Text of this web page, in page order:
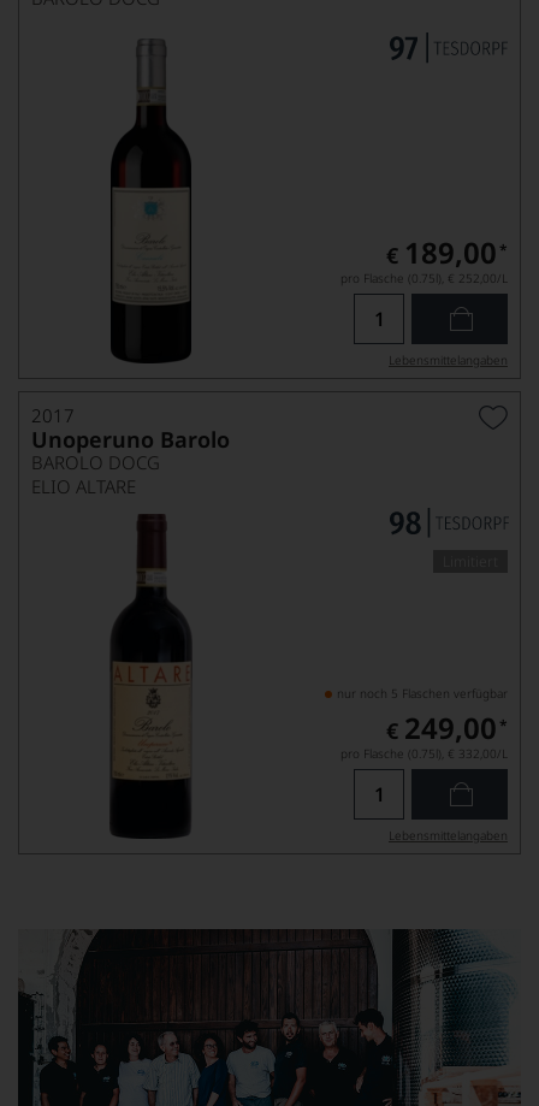
€ 189,00 *
pro Flasche (0.75l), € 252,00/L
Lebensmittel­angaben
2017
Unoperuno Barolo
BAROLO DOCG
ELIO ALTARE
nur noch 5 Flaschen verfügbar
€ 249,00 *
pro Flasche (0.75l), € 332,00/L
Lebensmittel­angaben